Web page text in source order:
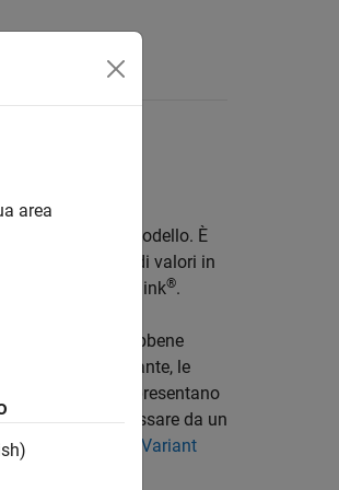
in un unico modello. È
ogni serie di valori in
blocco Simulink®.
Sebbene
di carburante, le
che insieme rappresentano
e quindi passare da un
Introduction to Variant
area